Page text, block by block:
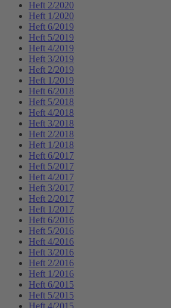
Heft 2/2020
Heft 1/2020
Heft 6/2019
Heft 5/2019
Heft 4/2019
Heft 3/2019
Heft 2/2019
Heft 1/2019
Heft 6/2018
Heft 5/2018
Heft 4/2018
Heft 3/2018
Heft 2/2018
Heft 1/2018
Heft 6/2017
Heft 5/2017
Heft 4/2017
Heft 3/2017
Heft 2/2017
Heft 1/2017
Heft 6/2016
Heft 5/2016
Heft 4/2016
Heft 3/2016
Heft 2/2016
Heft 1/2016
Heft 6/2015
Heft 5/2015